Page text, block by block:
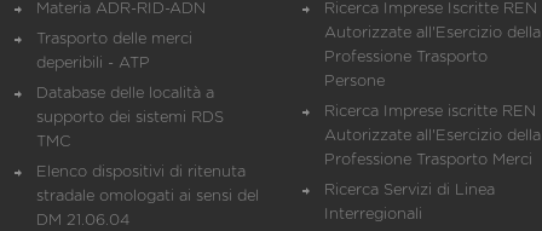
Materia ADR-RID-ADN
Trasporto delle merci
deperibili - ATP
Database delle località a
supporto dei sistemi RDS
TMC
Elenco dispositivi di ritenuta
stradale omologati ai sensi del
DM 21.06.04
Ricerca Imprese Iscritte REN
Autorizzate all'Esercizio della
Professione Trasporto
Persone
Ricerca Imprese iscritte REN
Autorizzate all'Esercizio della
Professione Trasporto Merci
Ricerca Servizi di Linea
Interregionali